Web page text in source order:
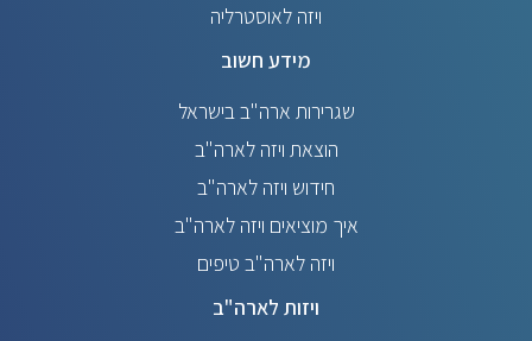
ויזה לאוסטרליה
מידע חשוב
שגרירות ארה"ב בישראל
הוצאת ויזה לארה"ב
חידוש ויזה לארה"ב
איך מוציאים ויזה לארה"ב
ויזה לארה"ב טיפים
ויזות לארה"ב